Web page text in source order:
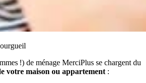
!) de ménage MerciPlus se chargent du
votre maison ou appartement :